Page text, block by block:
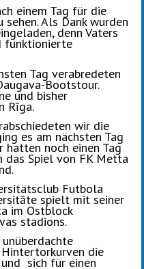
einem Tag für die
sehen. Als Dank wurden
denn Vaters
funktionierte
Tag verabredeten
Bootstour.
und bisher
Rīga.
wir die
es am nächsten Tag
hatten noch einen Tag
das Spiel von FK Metta
Futbola
spielt mit seiner
im Ostblock
stadions.
die
sich für einen